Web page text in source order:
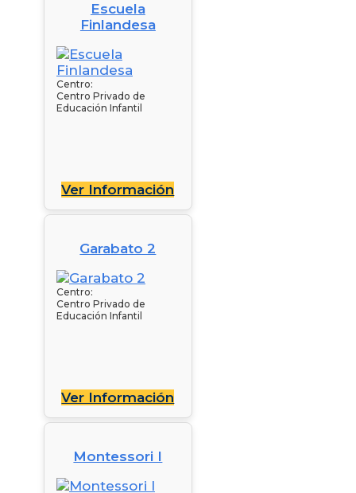
Escuela
Finlandesa
Centro:
Centro Privado de
Educación Infantil
Ver Información
Garabato 2
Centro:
Centro Privado de
Educación Infantil
Ver Información
Montessori I